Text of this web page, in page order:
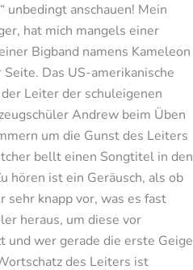
unbedingt anschauen! Mein
hat mich mangels einer
Bigband namens Kameleon
Das US-amerikanische
Leiter der schuleigenen
Andrew beim Üben
um die Gunst des Leiters
bellt einen Songtitel in den
hören ist ein Geräusch, als ob
knapp vor, was es fast
heraus, um diese vor
und wer gerade die erste Geige
des Leiters ist